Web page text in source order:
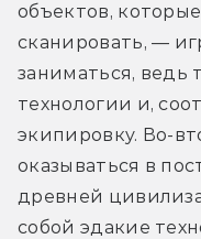
объектов,
сканировать, —
заниматься, ведь
технологии и,
экипировку. Во-
оказываться в
древней
собой эдакие